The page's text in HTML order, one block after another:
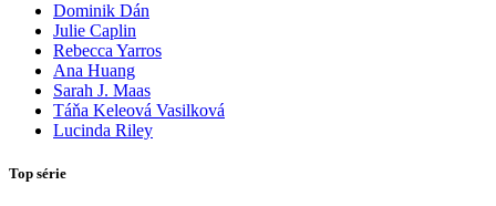
Dominik Dán
Julie Caplin
Rebecca Yarros
Ana Huang
Sarah J. Maas
Táňa Keleová Vasilková
Lucinda Riley
Top série